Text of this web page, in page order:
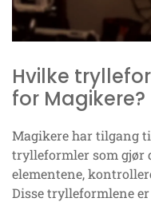
Hvilke
for Magikere?
Magikere har tilgang
trylleformler som gjør
elementene,
Disse trylleformlene